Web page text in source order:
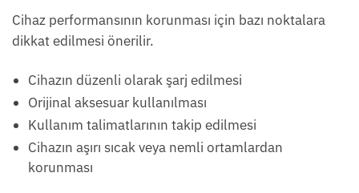
Cihaz performansının korunması için bazı noktalara
dikkat edilmesi önerilir.
Cihazın düzenli olarak şarj edilmesi
Orijinal aksesuar kullanılması
Kullanım talimatlarının takip edilmesi
Cihazın aşırı sıcak veya nemli ortamlardan
korunması